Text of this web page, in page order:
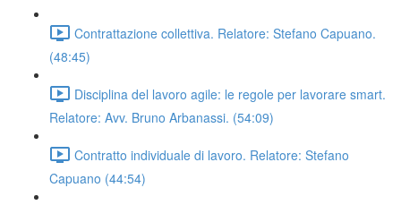
Contrattazione collettiva. Relatore: Stefano Capuano.
(48:45)
Disciplina del lavoro agile: le regole per lavorare smart.
Relatore: Avv. Bruno Arbanassi. (54:09)
Contratto individuale di lavoro. Relatore: Stefano
Capuano (44:54)